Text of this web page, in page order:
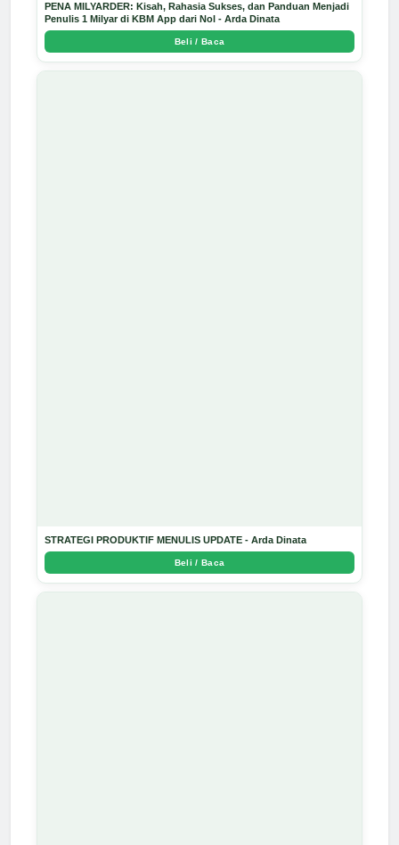
PENA MILYARDER: Kisah, Rahasia Sukses, dan Panduan Menjadi
Penulis 1 Milyar di KBM App dari Nol - Arda Dinata
Beli / Baca
STRATEGI PRODUKTIF MENULIS UPDATE - Arda Dinata
Beli / Baca